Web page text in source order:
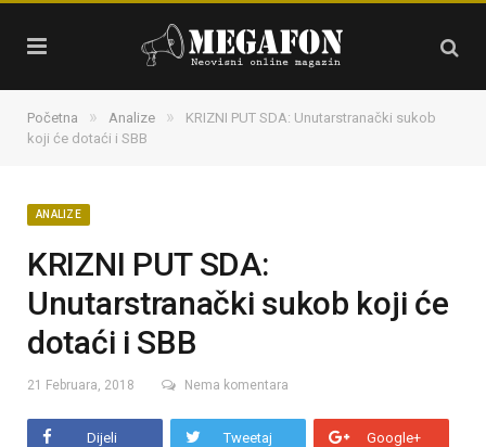
Početna » Analize »
KRIZNI PUT SDA: Unutarstranački sukob
koji će dotaći i SBB
ANALIZE
KRIZNI PUT SDA:
Unutarstranački sukob koji će
dotaći i SBB
21 Februara, 2018 Nema komentara
Dijeli Tweetaj Google+